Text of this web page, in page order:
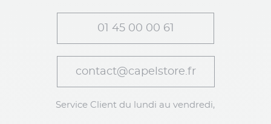
01 45 00 00 61
contact@capelstore.fr
Service Client du lundi au vendredi,